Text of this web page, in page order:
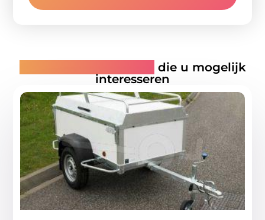
die u mogelijk
interesseren